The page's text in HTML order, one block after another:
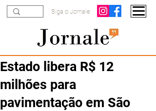
Siga o Jornale
Estado libera R$ 12
milhões para
pavimentação em São